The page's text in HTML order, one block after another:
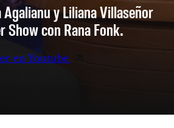
Agalianu y Liliana Villaseñor
Show con Rana Fonk.
en Youtube